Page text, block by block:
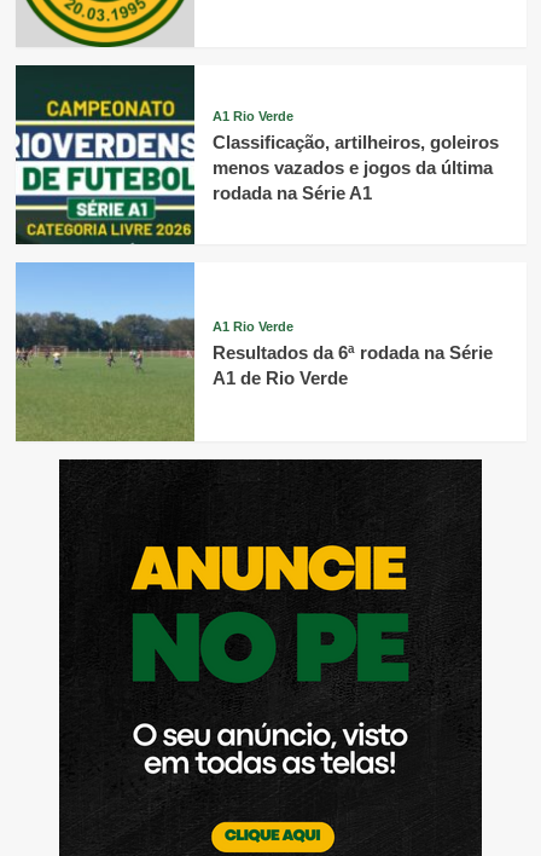
A1 Rio Verde
Classificação, artilheiros, goleiros
menos vazados e jogos da última
rodada na Série A1
A1 Rio Verde
Resultados da 6ª rodada na Série
A1 de Rio Verde